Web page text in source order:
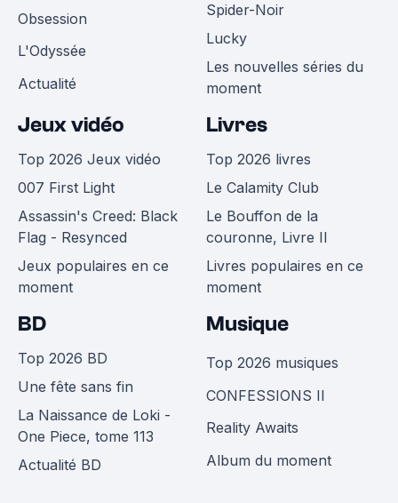
Obsession
L'Odyssée
Actualité
Spider-Noir
Lucky
Les nouvelles séries du
moment
Jeux vidéo
Top 2026 Jeux vidéo
007 First Light
Assassin's Creed: Black
Flag - Resynced
Jeux populaires en ce
moment
Livres
Top 2026 livres
Le Calamity Club
Le Bouffon de la
couronne, Livre II
Livres populaires en ce
moment
BD
Top 2026 BD
Une fête sans fin
La Naissance de Loki -
One Piece, tome 113
Actualité BD
Musique
Top 2026 musiques
CONFESSIONS II
Reality Awaits
Album du moment